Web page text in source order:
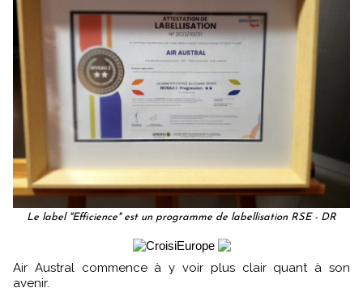
Le label "Efficience" est un programme de labellisation RSE - DR
Air Austral commence à y voir plus clair quant à son
avenir.